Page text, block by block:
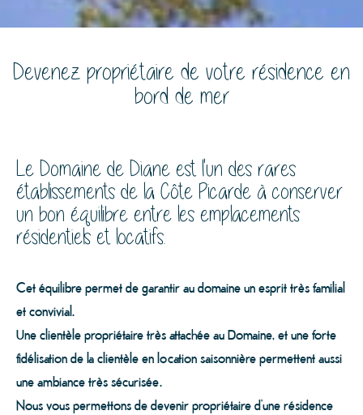
Devenez propriétaire de votre résidence en
bord de mer
Le Domaine de Diane est l'un des rares
établissements de la Côte Picarde à conserver
un bon équilibre entre les emplacements
résidentiels et locatifs.
Cet équilibre permet de garantir au domaine un esprit très familial
et convivial.
Une clientèle propriétaire très attachée au Domaine, et une forte
fidélisation de la clientèle en location saisonnière permettent aussi
une ambiance très sécurisée.
Nous vous permettons de devenir propriétaire d’une résidence